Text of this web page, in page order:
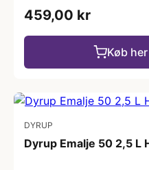
459,00 kr
Køb her
DYRUP
Dyrup Emalje 50 2,5 L